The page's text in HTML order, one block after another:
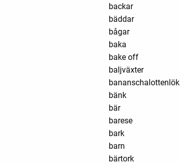
backar
bäddar
bågar
baka
bake off
baljväxter
bananschalottenlök
bänk
bär
barese
bark
barn
bärtork